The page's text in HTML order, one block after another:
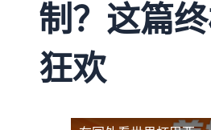
制？这篇
狂欢